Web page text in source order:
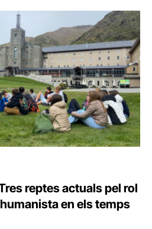
reptes actuals pel rol
en els temps